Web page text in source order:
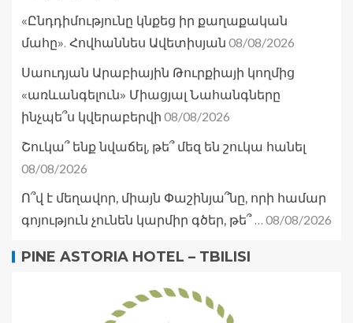
«Ընդդիմությունը կնքեց իր քաղաքական
մահը». Հովհաննես Ավետիսյան 08/08/2026
Սաուդյան Արաբիային Թուրքիայի կողմից
«առևանգելուն» Միացյալ Նահանգները
ինչպե՞ս կվերաբերվի 08/08/2026
Շուկա՞ ենք նվաճել, թե՞ մեզ են շուկա հանել
08/08/2026
Ո՞վ է մեղավոր, միայն Փաշինյա՞նը, որի համար
գոյություն չունեն կարմիր գծեր, թե՞ … 08/08/2026
PINE ASTORIA HOTEL – TBILISI